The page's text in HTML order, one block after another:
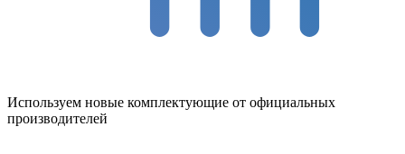
Используем новые комплектующие от официальных
производителей